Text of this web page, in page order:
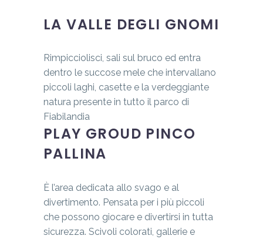
LA VALLE DEGLI GNOMI
Rimpicciolisci, sali sul bruco ed entra
dentro le succose mele che intervallano
piccoli laghi, casette e la verdeggiante
natura presente in tutto il parco di
Fiabilandia
PLAY GROUD PINCO
PALLINA
È l’area dedicata allo svago e al
divertimento. Pensata per i più piccoli
che possono giocare e divertirsi in tutta
sicurezza. Scivoli colorati, gallerie e